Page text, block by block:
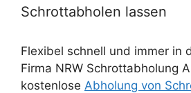
Schrottabholen lassen
Flexibel schnell und immer in
Firma NRW Schrottabholung
kostenlose Abholung von